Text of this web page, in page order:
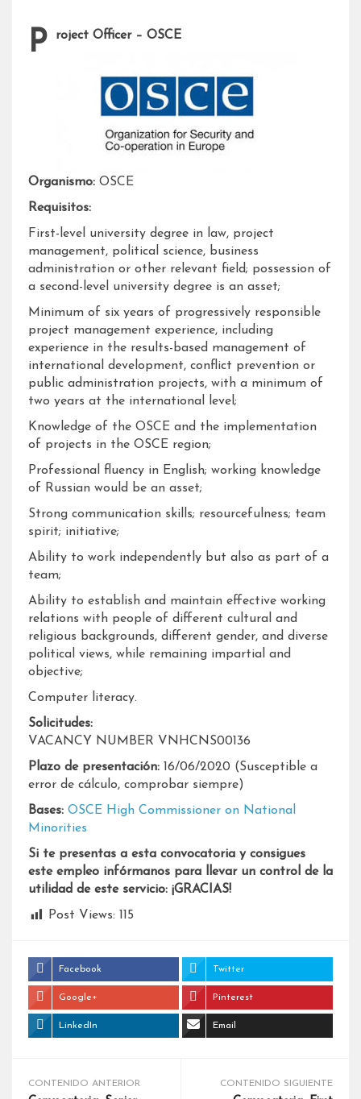
Project Officer – OSCE
Organismo: OSCE
Requisitos:
First-level university degree in law, project
management, political science, business
administration or other relevant field; possession of
a second-level university degree is an asset;
Minimum of six years of progressively responsible
project management experience, including
experience in the results-based management of
international development, conflict prevention or
public administration projects, with a minimum of
two years at the international level;
Knowledge of the OSCE and the implementation
of projects in the OSCE region;
Professional fluency in English; working knowledge
of Russian would be an asset;
Strong communication skills; resourcefulness; team
spirit; initiative;
Ability to work independently but also as part of a
team;
Ability to establish and maintain effective working
relations with people of different cultural and
religious backgrounds, different gender, and diverse
political views, while remaining impartial and
objective;
Computer literacy.
Solicitudes:
VACANCY NUMBER VNHCNS00136
Plazo de presentación: 16/06/2020 (Susceptible a
error de cálculo, comprobar siempre)
Bases: OSCE High Commissioner on National
Minorities
Si te presentas a esta convocatoria y consigues
este empleo infórmanos para llevar un control de la
utilidad de este servicio: ¡GRACIAS!
Post Views: 115
Facebook Twitter
Google+ Pinterest
LinkedIn Email
CONTENIDO ANTERIOR CONTENIDO SIGUIENTE